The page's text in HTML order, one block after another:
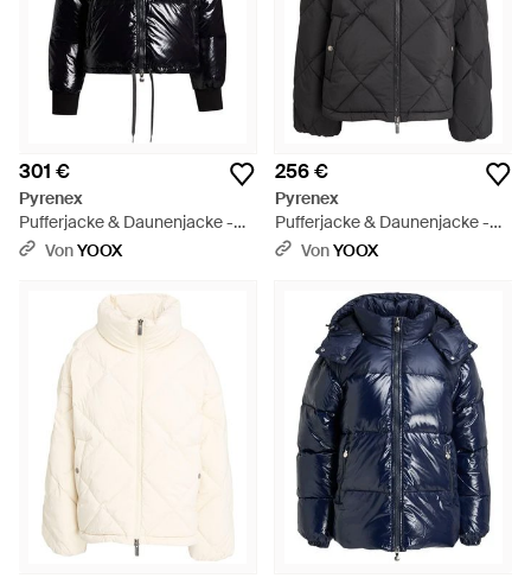
viel Platz in Ihrem Koffer ein, aber unglaublich warm, diese gut
aussehenden Vertuschungen sind ein Must-Have für
Mädchen im Freien.
301 €
Pyrenex
Pufferjacke & Daunenjacke -
Schwarz
VonYOOX
256 €
Pyrenex
Pufferjacke & Daunenjacke -
Schwarz
VonYOOX